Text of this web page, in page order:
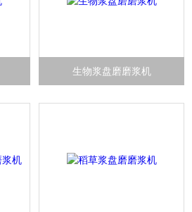
生物浆盘磨磨浆机